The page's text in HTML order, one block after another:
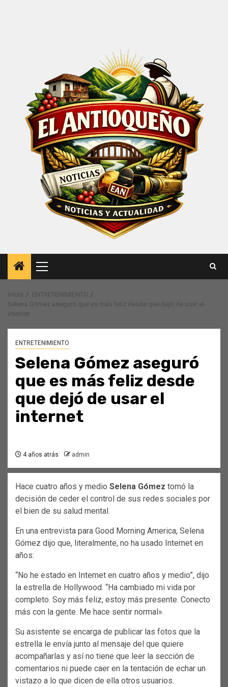
Menú
principal
Inicio
ENTRETENIMIENTO
Selena Gómez aseguró que es más feliz desde que dejó de usar el
internet
ENTRETENIMIENTO
Selena Gómez aseguró
que es más feliz desde
que dejó de usar el
internet
4 años atrás admin
Hace cuatro años y medio Selena Gómez tomó la
decisión de ceder el control de sus redes sociales por
el bien de su salud mental.
En una entrevista para Good Morning America, Selena
Gómez dijo que, literalmente, no ha usado Internet en
años:
“No he estado en Internet en cuatro años y medio”, dijo
la estrella de Hollywood. “Ha cambiado mi vida por
completo. Soy más feliz, estoy más presente. Conecto
más con la gente. Me hace sentir normal».
Su asistente se encarga de publicar las fotos que la
estrella le envía junto al mensaje del que quiere
acompañarlas y así no tiene que leer la sección de
comentarios ni puede caer en la tentación de echar un
vistazo a lo que dicen de ella otros usuarios.